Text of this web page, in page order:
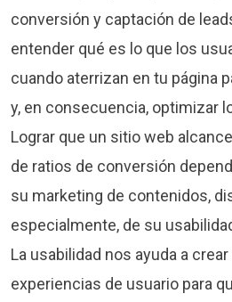
conversión y captación de
entender qué es lo que los
cuando aterrizan en tu página
y, en consecuencia, optimizar
Lograr que un sitio web
de ratios de conversión
su marketing de contenidos,
especialmente, de su
La usabilidad nos ayuda a
experiencias de usuario para